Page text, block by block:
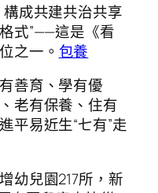
成共建共治共享
式”——這是《看
之一。 包養
善育、學有優
老有保養、住有
平易近生“七有”走
幼兒園217所，新